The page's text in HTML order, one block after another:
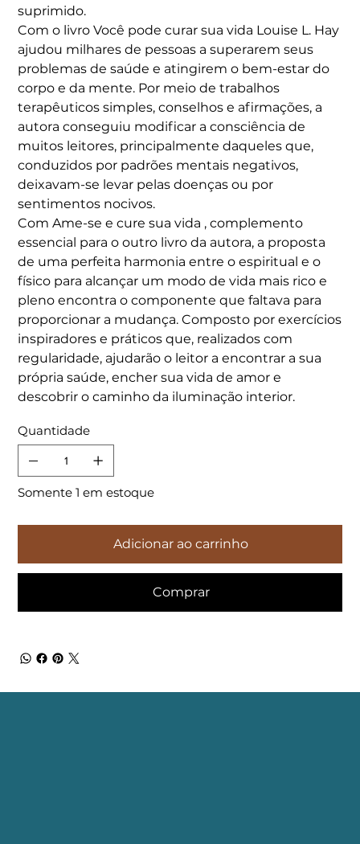
suprimido.
Com o livro Você pode curar sua vida Louise L. Hay
ajudou milhares de pessoas a superarem seus
problemas de saúde e atingirem o bem-estar do
corpo e da mente. Por meio de trabalhos
terapêuticos simples, conselhos e afirmações, a
autora conseguiu modificar a consciência de
muitos leitores, principalmente daqueles que,
conduzidos por padrões mentais negativos,
deixavam-se levar pelas doenças ou por
sentimentos nocivos.
Com Ame-se e cure sua vida , complemento
essencial para o outro livro da autora, a proposta
de uma perfeita harmonia entre o espiritual e o
físico para alcançar um modo de vida mais rico e
pleno encontra o componente que faltava para
proporcionar a mudança. Composto por exercícios
inspiradores e práticos que, realizados com
regularidade, ajudarão o leitor a encontrar a sua
própria saúde, encher sua vida de amor e
descobrir o caminho da iluminação interior.
Quantidade
Somente 1 em estoque
Adicionar ao carrinho
Comprar